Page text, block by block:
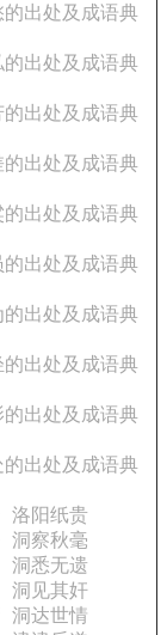
出处及成语典
出处及成语典
出处及成语典
出处及成语典
出处及成语典
出处及成语典
出处及成语典
出处及成语典
出处及成语典
出处及成语典
洛阳纸贵
洞察秋毫
洞悉无遗
洞见其奸
洞达世情